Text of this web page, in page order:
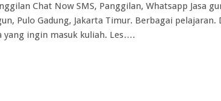
Chat Now SMS, Panggilan, Whatsapp Jasa
Pulo Gadung, Jakarta Timur. Berbagai pelajaran.
yang ingin masuk kuliah. Les….